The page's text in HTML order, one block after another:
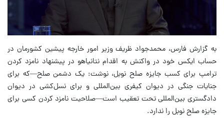
به گزارش فارس، محمدجواد ظریف وزیر امور خارجه پیشین کشورمان در
حساب ایکس خود در واکنش به اقدام نتانیاهو در پیشنهاد نامزد کردن
ترامپ برای کسب جایزه صلح نوبل، نوشت: یک دشمن صلح—که برای
جنایات جنگی در دیوان کیفری بین‌المللی و برای نسل‌کشی در دیوان
دادگستری بین‌المللی تحت تعقیب است—صلاحیت نامزد کردن کسی برای
جایزه صلح نوبل را ندارد.